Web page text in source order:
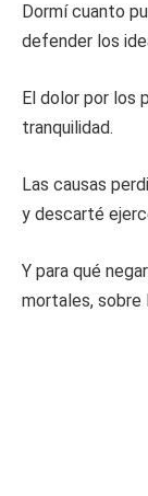
Dormí cuanto
defender los
El dolor por los
tranquilidad.
Las causas
y descarté
Y para qué
mortales, sobre